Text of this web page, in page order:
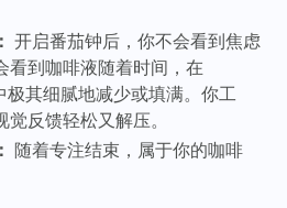
开启番茄钟后，你不会看到焦虑
看到咖啡液随着时间，在
其细腻地减少或填满。你工
反馈轻松又解压。
随着专注结束，属于你的咖啡